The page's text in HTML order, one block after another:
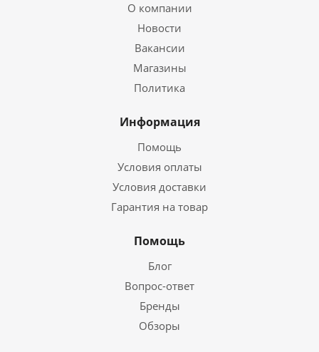
О компании
Новости
Вакансии
Магазины
Политика
Информация
Помощь
Условия оплаты
Условия доставки
Гарантия на товар
Помощь
Блог
Вопрос-ответ
Бренды
Обзоры